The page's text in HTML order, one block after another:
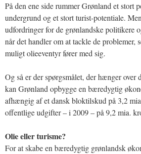
På den ene side rummer Grønland et stort
undergrund og et stort turist-potentiale.
udfordringer for de grønlandske politikere
når det handler om at tackle de problemer,
muligt olieeventyr fører med sig.
Og så er der spørgsmålet, der hænger over
kan Grønland opbygge en bæredygtig
afhængig af et dansk bloktilskud på 3,2
offentlige udgifter – i 2009 – på 9,2 mia.
Olie eller turisme?
For at skabe en bæredygtig grønlandsk